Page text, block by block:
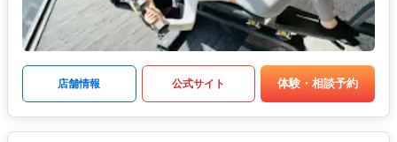
店舗情報 公式サイト 体験・相談予約